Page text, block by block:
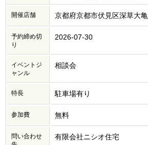
開催店舗 京都府京都市伏見区深草大
予約締め切
り
2026-07-30
イベントジ
ャンル
相談会
特長 駐車場有り
参加費 無料
問い合わせ
有限会社ニシオ住宅